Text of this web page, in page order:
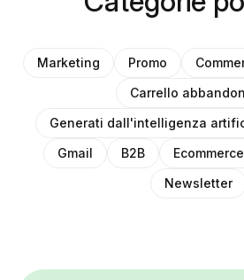
Marketing Promo
Carrello
Generati dall'intelligenza
Gmail
B2B Ecommerce
Newsletter